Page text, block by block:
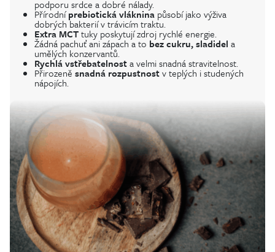
podporu srdce a dobré nálady.
Přírodníprebiotická vláknina působí jako výživa
dobrých bakterií v trávicím traktu.
Extra MCTtuky poskytují zdroj rychlé energie.
Žádná pachuť ani zápach a to bez cukru, sladidel a
umělých konzervantů.
Rychlá vstřebatelnosta velmi snadná stravitelnost.
Přirozeně snadná rozpustnostv teplých i studených
nápojích.